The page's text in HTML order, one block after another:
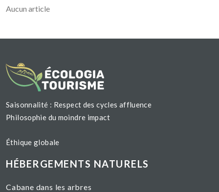
Aucun article
Saisonnalité : Respect des cycles affluence
Philosophie du moindre impact
Éthique globale
HÉBERGEMENTS NATURELS
Cabane dans les arbres